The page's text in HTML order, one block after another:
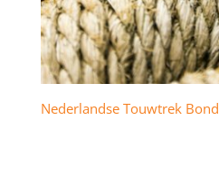
Nederlandse Touwtrek Bond